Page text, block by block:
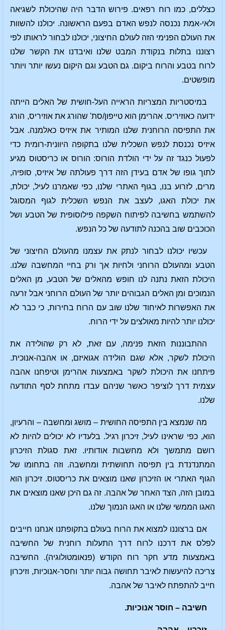
כצללים, כמו רוח רפאים. פירוש הדבר היה שהיכולת לשגיאה
ולאי-אמת נכנסה לנפש האדם בפעם הראשונה. יכולנו להשוות
את העולם הפנימי הזה לעולם החיצוני, יכולנו לבחור לראותו לפי
רצוננו בתלות בנקודת המבט שלנו ואיבדנו את הקשר שלנו
לרוח בטבע והרוח ביקום. גם הטבע וגם היקום נעשו יותר ויותר
מופשטים.
במיסטריות המצריות הראייה העל-חושית של האלים הייתה
ידועה כאוזיריס. אהרימן הוא טייפון/סת' שהורג את אוזיריס, הורג
את התפיסה הרוחנית שלנו המותיר את איזיס כאלמנה. אבל
איזיס נכנסת לנפש השכלית שלנו בתקופה היוונית-רומית כדי
לפעול כנגד זה על ידי הולדת הורוס: הורוס או כריסטוס מגיע
לתוך גופו של אדם בעידן הזה דרך פעולתה של איזיס, סופיה,
מרים, לזרוע בנו, בגוף האתרי שלנו, כפי שאמרנו לעיל, יכולת,
את יכולת האגו, לעצב את הנפש השכלית לגוף המסוגל
להשתמש בחשיבה לפיתוח השקפה פילוסופית של הטבע ושל
הכוכבים שוב בהכנה לתודעה של כל הנפש.
עכשיו יכולנו לבחור לנתק את עצמנו מהעולם החיצוני של
הטבע ומהעולם הרוחני ולחיות אך ורק בחיי המחשבה שלנו.
היכולת הזאת נתנה לנו חופש מהאלים של הטבע, מן האלים
הנמוכים ומן האלים הגבוהים יותר של העולם הרוחני אבל זרעה
את האפשרות לאיחוד שלנו שוב עם הרוח בחירות, כי כבר לא
יכולנו יותר להיות מאולצים על ידי הרוח.
ההתבוננות הזאת פנימה, עם זאת, לא רק שהולידה את
היכולת לשקר, אלא שגם הולידה אגואיזם, או אהבה-אנוכית.
פיתחנו את היכולת לשקר באמצעות אהרימן וטיפחנו אהבה
עצמית דרך לוציפר כאשר שניהם עבדו מתחת לסף התודעה
שלנו.
מה שנמצא בין התפיסה החושית – מושג ומחשבה – והרעיון,
הוא, כפי שראינו לעיל, זיכרון רגיל. בלעדיו לא יכולים להיות לא
רושם מתמשך ולא מחשבות אודותיו. זאת סגולת הזיכרון
המתנדנדת בין תפיסה תחושתית ומחשבה. וזה בתחומו של
הגוף האתרי או הזיכרון שאנו מוצאים את כריסטוס. זיכרון הוא
במובן הזה, הצד האחר של אהבה. זה גם היכן שאנו מוצאים את
האגו הממשי שלנו או האגו הנמוך שלנו.
אם ברצוננו למצוא את הרוח בעולם בתקופתנו אנחנו חייבים
לפלס את דרכנו לרוח דרך התעלות רוחנית של החשיבה
באמצעות מדע חקר רוח הקודש (פנאומטולוגיה). החשיבה
צריכה להיעשות לאיבר תחושה גבוה יותר וחסר-אנוכיות, וזיכרון
חייב להתפתח לאיבר של אהבה.
חשיבה – חוסר אנוכיות.